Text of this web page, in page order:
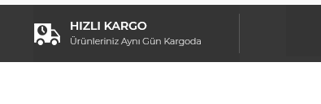
Ürün fiyatı diğer sitelerden daha pahalı.
Bu ürüne benzer farklı alternatifler olmalı.